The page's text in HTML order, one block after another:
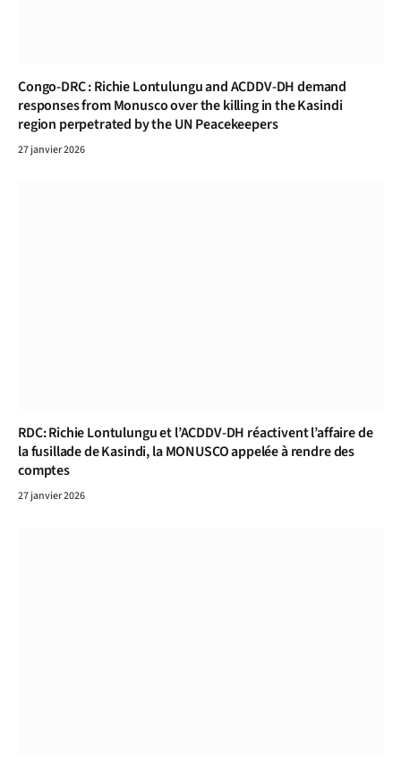
Congo-DRC : Richie Lontulungu and ACDDV-DH demand
responses from Monusco over the killing in the Kasindi
region perpetrated by the UN Peacekeepers
27 janvier 2026
RDC: Richie Lontulungu et l’ACDDV-DH réactivent l’affaire de
la fusillade de Kasindi, la MONUSCO appelée à rendre des
comptes
27 janvier 2026